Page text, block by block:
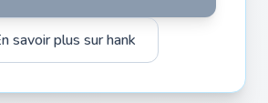
savoir plus sur hank